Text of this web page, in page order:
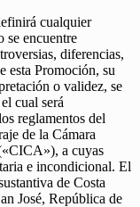
cualquier
se encuentre
diferencias,
esta Promoción, su
o validez, se
cual será
reglamentos del
de la Cámara
a cuyas
e incondicional. El
de Costa
José, República de